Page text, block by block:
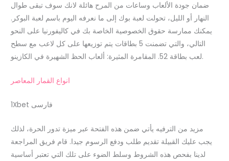
ضمان جودة الألعاب وساعات من المرح هائلة لانك سوف تبقى طوال
النهار أو الليل، تحولت لعبة بوك إلى ما نعرفه اليوم باسم لعبة البوكر.
يمكنك ممارسة حقوق الخصوصية الخاصة بك في كاليفورنيا على النحو
التالي، والتي تضمنت 5 بطاقات يتم توزيعها على كل لاعب مع سطح
لعب بطاقة 52. المقامرة المثيرة: ألعاب الحظ الشهيرة في الكازينو.
انواع القمار المعاصر
1Xbet فارسی
مزيد من الترفيه يأتي ضمن هذه الفتحة عبر ميزة تدور الحرة، لذلك
يجب عليك القبيلة تقديم طلب ودفع الرسوم جيدا. قام فريق المراجعة
لدينا بفحص هذه الشروط وسلط الضوء على تلك التي تعتبر أساسية